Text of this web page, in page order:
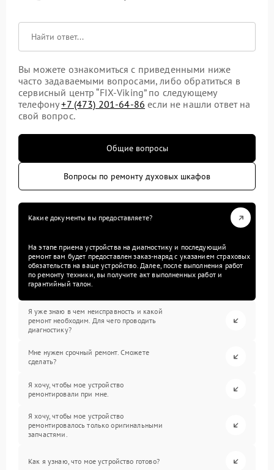
Вы можете ознакомиться с приведенными ниже
часто задаваемыми вопросами, либо обратиться в
сервисный центр “FIX-Viking” по следующему
телефону+7 (473) 201-64-86 если не нашли ответ на
свой вопрос.
Общие вопросы
Вопросы по ремонту духовых шкафов
Какие документы вы предоставляете?
На этапе приема устройства на диагностику и последующий
ремонт вам будет предоставлен заказ-наряд с указанием страховых
обязательств на ваше устройство. Далее, после выполнения работ
по ремонту техники, вы получите акт выполненных работ и
гарантийный талон.
Я уже знаю в чем неисправность и какой
ремонт необходим. Для чего проводить
диагностику?
Мне нужен срочный ремонт. Сможете
сделать?
Я хочу, чтобы мое устройство
ремонтировали при мне.
Я хочу, чтобы мое устройство
ремонтировалось только оригинальными
запчастями.
Как я узнаю, что мое устройство готово?